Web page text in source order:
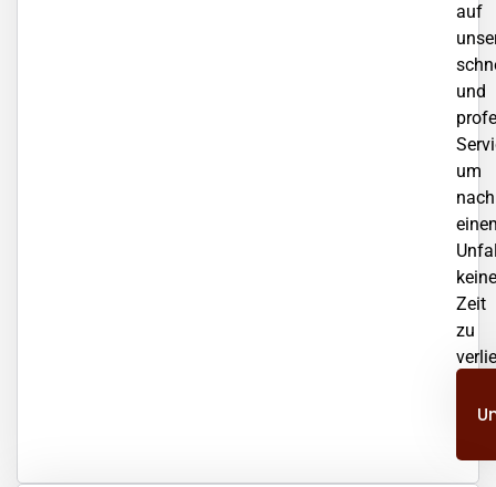
auf
und
um
nach
keine
Zeit
zu